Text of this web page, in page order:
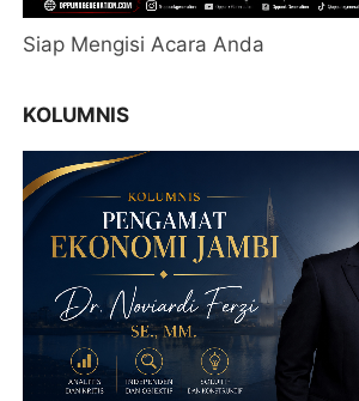
Siap Mengisi Acara Anda
KOLUMNIS